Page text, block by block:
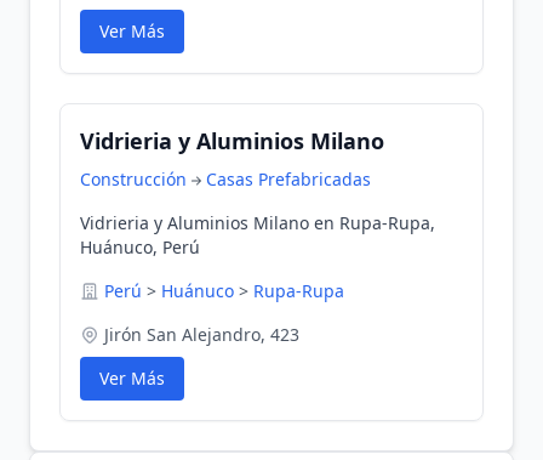
Ver Más
Vidrieria y Aluminios Milano
Construcción
Casas Prefabricadas
Vidrieria y Aluminios Milano en Rupa-Rupa,
Huánuco, Perú
Perú > Huánuco > Rupa-Rupa
Jirón San Alejandro, 423
Ver Más